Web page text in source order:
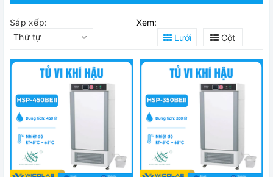
Sắp xếp:
Thứ tự
Xem:
Lưới
Cột